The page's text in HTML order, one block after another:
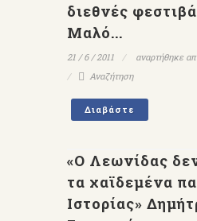
διεθνές
Μαλό...
21 / 6 / 2011 αναρτήθηκε
Αναζήτηση
Διαβάστε
«Ο Λεωνίδας
τα χαϊδεμένα
Ιστορίας»